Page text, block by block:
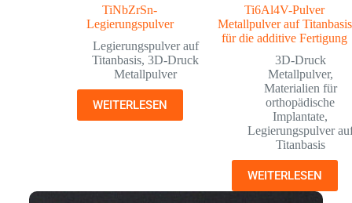
TiNbZrSn-
Legierungspulver
Legierungspulver auf
Titanbasis,3D-Druck
Metallpulver
WEITERLESEN
Ti6Al4V-Pulver
Metallpulver auf Titanbasis
für die additive Fertigung
3D-Druck
Metallpulver,
Materialien für
orthopädische
Implantate,
Legierungspulver
Titanbasis
WEITERLESEN